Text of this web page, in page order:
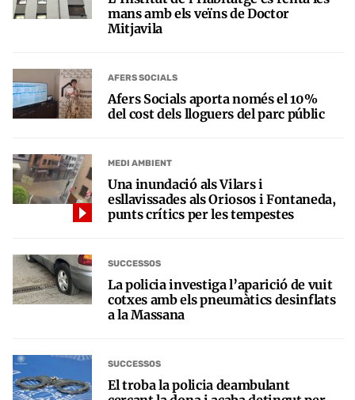
mans amb els veïns de Doctor
Mitjavila
AFERS SOCIALS
Afers Socials aporta només el 10%
del cost dels lloguers del parc públic
MEDI AMBIENT
Una inundació als Vilars i
esllavissades als Oriosos i Fontaneda,
punts crítics per les tempestes
SUCCESSOS
La policia investiga l’aparició de vuit
cotxes amb els pneumàtics desinflats
a la Massana
SUCCESSOS
El troba la policia deambulant